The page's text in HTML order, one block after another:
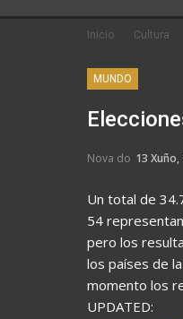
Inicio Cultura
MUNDO
Nova do 13 Xuño,
Un total de
54
pero los
los países de
momento los
UPDATED: